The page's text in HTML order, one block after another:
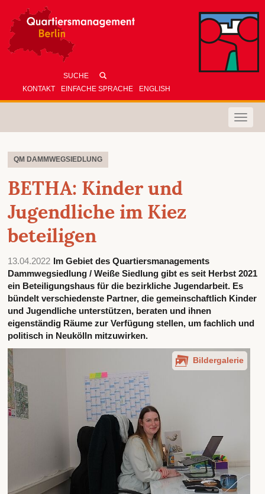
KONTAKT EINFACHE SPRACHE ENGLISH
Toggle
QM DAMMWEGSIEDLUNG
BETHA: Kinder und
Jugendliche im Kiez
beteiligen
13.04.2022 Im Gebiet des Quartiersmanagements
Dammwegsiedlung / Weiße Siedlung gibt es seit Herbst 2021
ein Beteiligungshaus für die bezirkliche Jugendarbeit. Es
bündelt verschiedenste Partner, die gemeinschaftlich Kinder
und Jugendliche unterstützen, beraten und ihnen
eigenständig Räume zur Verfügung stellen, um fachlich und
politisch in Neukölln mitzuwirken.
Bildergalerie